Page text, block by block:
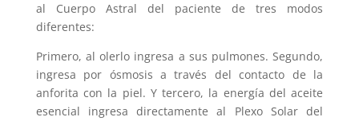
al Cuerpo Astral del paciente de tres modos
diferentes:
Primero, al olerlo ingresa a sus pulmones. Segundo,
ingresa por ósmosis a través del contacto de la
anforita con la piel. Y tercero, la energía del aceite
esencial ingresa directamente al Plexo Solar del